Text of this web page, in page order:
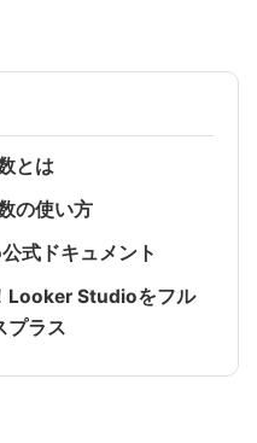
とは
の使い方
式ドキュメント
Looker Studioをフル
プラス